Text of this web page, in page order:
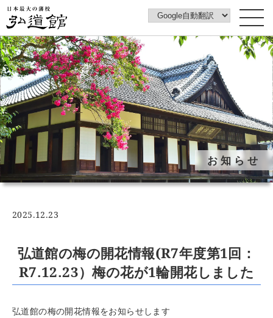
トップページ
弘道館について
みどころ
弘道館みどころ案内動画
フォトギャラリー
イベントカレンダー
花ごよみ
アクセス
アカウントポリシー
お知らせ
2025.12.23
弘道館の梅の開花情報(R7年度第1回：
R7.12.23）梅の花が1輪開花しました
弘道館の梅の開花情報をお知らせします